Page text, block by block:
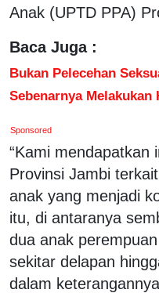
Anak (UPTD PPA)
Baca Juga :
Bukan Pelecehan
Sebenarnya Melakukan
Sponsored
“Kami mendapatkan
Provinsi Jambi
anak yang menjadi
itu, di antaranya
dua anak
sekitar delapan
dalam